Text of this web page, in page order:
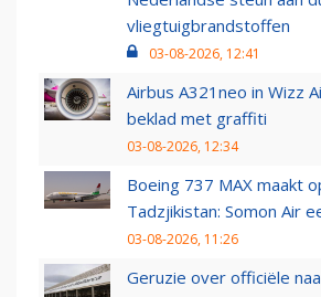
vliegtuigbrandstoffen
03-08-2026, 12:41
Airbus A321neo in Wizz
beklad met graffiti
03-08-2026, 12:34
Boeing 737 MAX maakt
Tadzjikistan: Somon Air
03-08-2026, 11:26
Geruzie over officiële